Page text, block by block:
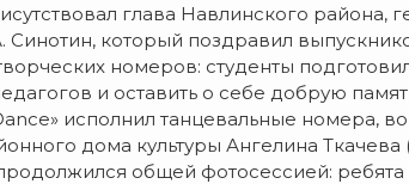
глава Навлинского района,
Синотин, который поздравил
номеров: студенты
и оставить о себе добрую
исполнил танцевальные номера,
дома культуры Ангелина
общей фотосессией: